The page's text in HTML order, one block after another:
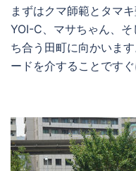
まずはクマ師範とタマ
YOI-C、マサちゃん、
ち合う田町に向かいま
ードを介することです